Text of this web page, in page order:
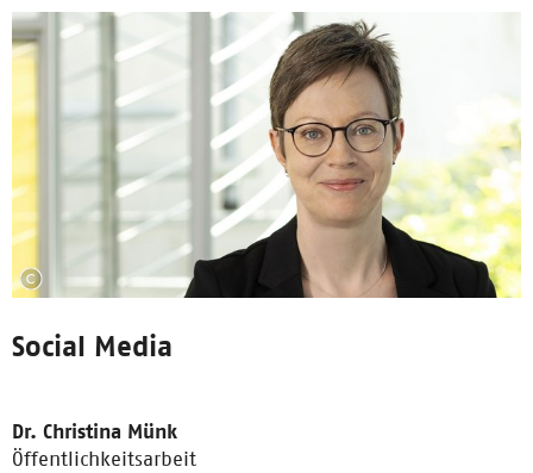
Social Media
Dr. Christina Münk
Öffentlichkeitsarbeit